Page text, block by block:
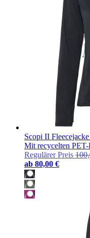
Scopi II
Mit recycelten PET-
Regulärer Preis
ab 80,00 €